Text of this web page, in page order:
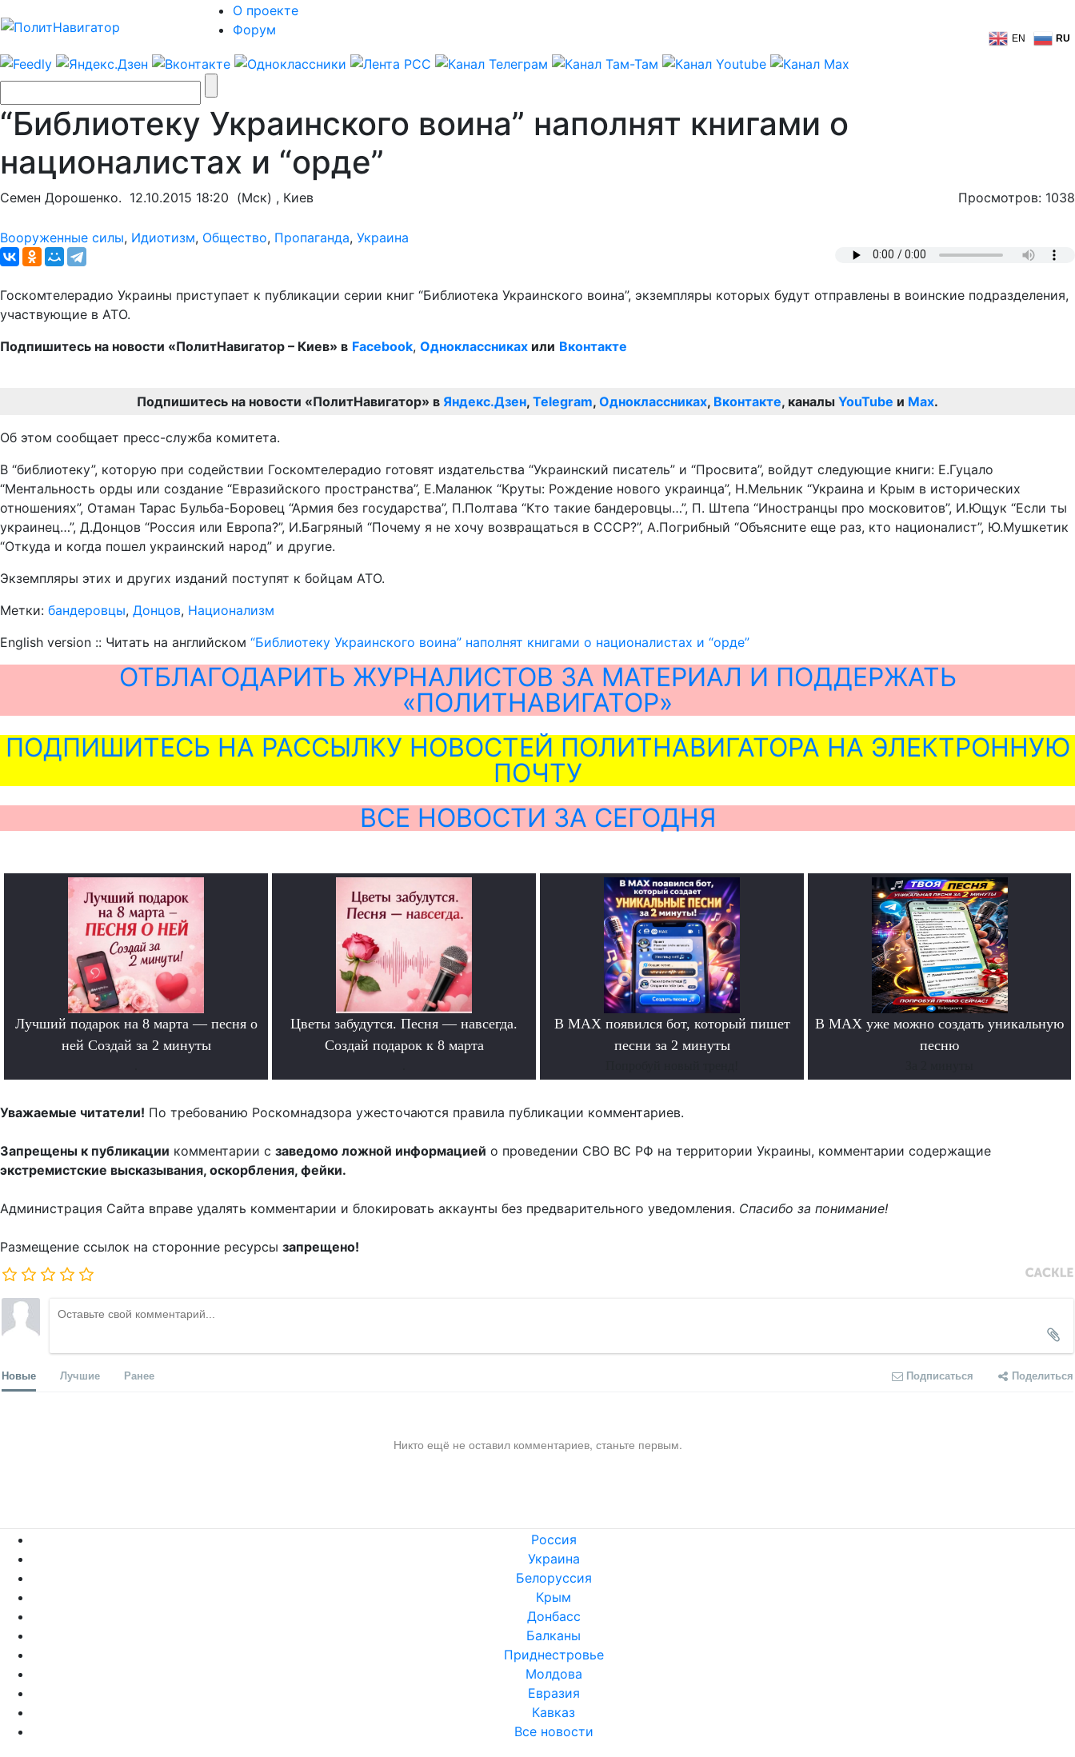
О проекте
Форум
EN RU
“Библиотеку Украинского воина” наполнят книгами о
националистах и “орде”
Семен Дорошенко. 12.10.2015 18:20 (Мск) , Киев Просмотров: 1038
Вооруженные силы, Идиотизм, Общество, Пропаганда, Украина
Госкомтелерадио Украины приступает к публикации серии книг “Библиотека Украинского воина”, экземпляры которых будут отправлены в воинские подразделения,
участвующие в АТО.
Подпишитесь на новости «ПолитНавигатор – Киев» в Facebook, Одноклассниках или Вконтакте
Подпишитесь на новости «ПолитНавигатор» в Яндекс.Дзен, Telegram, Одноклассниках, Вконтакте, каналы YouTube и Max.
Об этом сообщает пресс-служба комитета.
В “библиотеку”, которую при содействии Госкомтелерадио готовят издательства “Украинский писатель” и “Просвита”, войдут следующие книги: Е.Гуцало
“Ментальность орды или создание “Евразийского пространства”, Е.Маланюк “Круты: Рождение нового украинца”, Н.Мельник “Украина и Крым в исторических
отношениях”, Отаман Тарас Бульба-Боровец “Армия без государства”, П.Полтава “Кто такие бандеровцы…”, П. Штепа “Иностранцы про московитов”, И.Ющук “Если ты
украинец…”, Д.Донцов “Россия или Европа?”, И.Багряный “Почему я не хочу возвращаться в СССР?”, А.Погрибный “Объясните еще раз, кто националист”, Ю.Мушкетик
“Откуда и когда пошел украинский народ” и другие.
Экземпляры этих и других изданий поступят к бойцам АТО.
Метки: бандеровцы, Донцов, Национализм
English version :: Читать на английском “Библиотеку Украинского воина” наполнят книгами о националистах и “орде”
ОТБЛАГОДАРИТЬ ЖУРНАЛИСТОВ ЗА МАТЕРИАЛ И ПОДДЕРЖАТЬ
«ПОЛИТНАВИГАТОР»
ПОДПИШИТЕСЬ НА РАССЫЛКУ НОВОСТЕЙ ПОЛИТНАВИГАТОРА НА ЭЛЕКТРОННУЮ
ПОЧТУ
ВСЕ НОВОСТИ ЗА СЕГОДНЯ
Лучший подарок на 8 марта — песня о
ней Создай за 2 минуты
Цветы забудутся. Песня — навсегда.
Создай подарок к 8 марта
В MAX появился бот, который пишет
песни за 2 минуты
В MAX уже можно создать уникальную
песню
Уважаемые читатели! По требованию Роскомнадзора ужесточаются правила публикации комментариев.
Запрещены к публикации комментарии с заведомо ложной информацией о проведении СВО ВС РФ на территории Украины, комментарии содержащие
экстремистские высказывания, оскорбления, фейки.
Администрация Сайта вправе удалять комментарии и блокировать аккаунты без предварительного уведомления. Спасибо за понимание!
Размещение ссылок на сторонние ресурсы запрещено!
Новые Лучшие Ранее Подписаться Поделиться
Никто ещё не оставил комментариев, станьте первым.
Россия
Украина
Белоруссия
Крым
Донбасс
Балканы
Приднестровье
Молдова
Евразия
Кавказ
Все новости